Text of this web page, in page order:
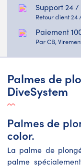
Support 24 /
Retour client 24
Paiement
Par CB,
Palmes de
DiveSystem
Palmes de
color.
La palme de
palme